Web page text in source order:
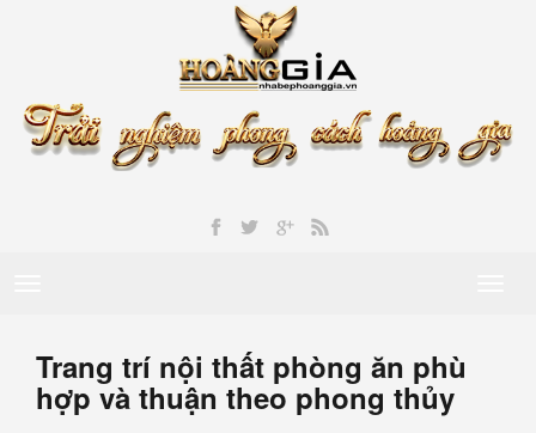
Trang trí nội thất phòng ăn phù
hợp và thuận theo phong thủy